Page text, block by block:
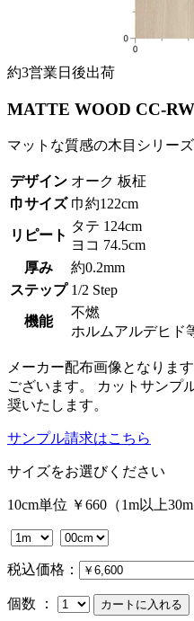
約3営業日後出荷
MATTE WOOD CC-
マットな質感の木目シリーズ
デザイン オーク 板柾
巾サイズ 巾約122cm
リピート
タテ 124cm
ヨコ 74.5cm
厚み
約0.2mm
ステップ 1/2 Step
機能
不燃
ホルムアルデヒ
メーカー配布画像となりま
ございます。 カットサンプ
奨いたします。
サンプル請求はこちら
サイズをお選びください
10cm単位 ￥660（1m以上30m
税込価格：
個数 ：